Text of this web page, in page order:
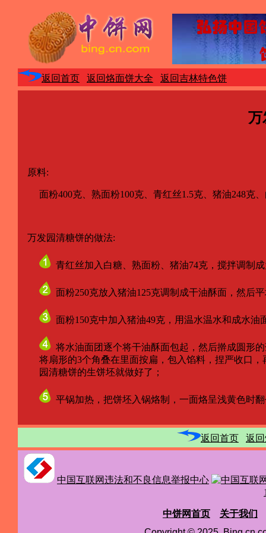
返回首页 返回烙面饼大全 返回吉林特色饼
万
原料:
面粉400克、熟面粉100克、青红丝1.5克、猪油248克、
万发园清糖饼的做法:
青红丝加入白糖、熟面粉、猪油74克，搅拌调制
面粉250克放入猪油125克调制成干油酥面，然后
面粉150克中加入猪油49克，用温水温水和成水油
将水油面团逐个将干油酥面包起，然后擀成圆形
将扇形的3个角叠在里面按扁，包入馅料，捏严收口，
园清糖饼的生饼坯就做好了；
平锅加热，把饼坯入锅烙制，一面烙呈浅黄色时
返回首页 返
中国互联网违法和不良信息举报中心
中饼网首页
关于我们